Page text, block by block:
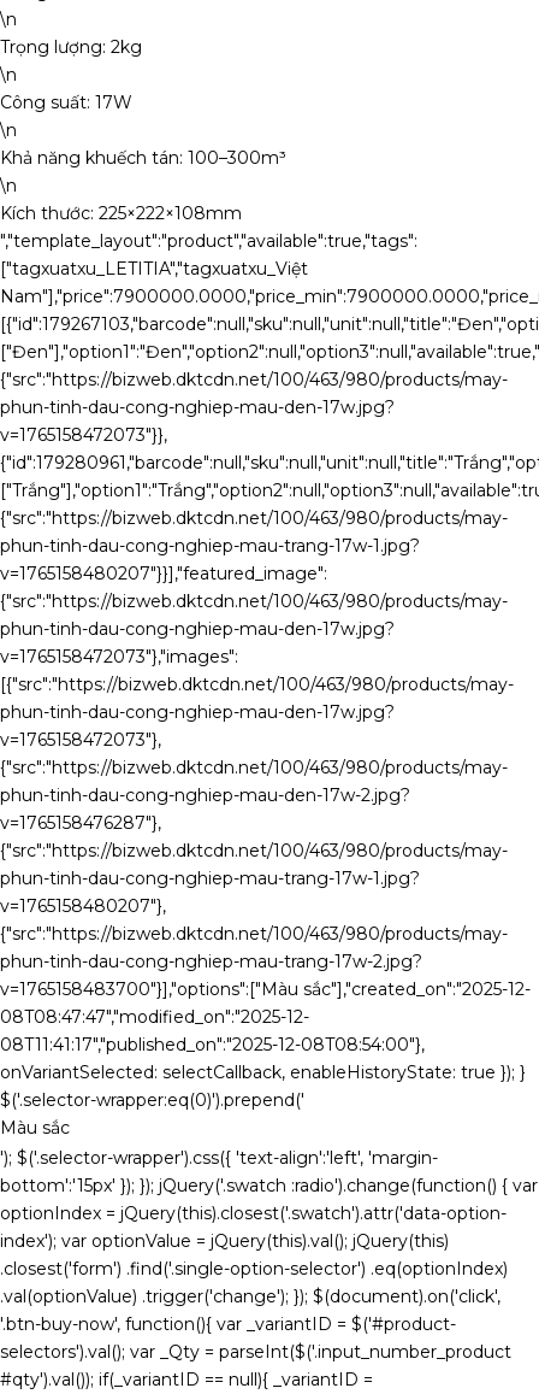
\n
Trọng lượng: 2kg
\n
Công suất: 17W
\n
Khả năng khuếch tán: 100–300m³
\n
Kích thước: 225×222×108mm
","template_layout":"product","available":true,"tags":
["tagxuatxu_LETITIA","tagxuatxu_Việt
{"src":"https://bizweb.dktcdn.net/100/463/980/products/may-
phun-tinh-dau-cong-nghiep-mau-den-17w.jpg?
v=1765158472073"}},
{"src":"https://bizweb.dktcdn.net/100/463/980/products/may-
phun-tinh-dau-cong-nghiep-mau-trang-17w-1.jpg?
v=1765158480207"}}],"featured_image":
{"src":"https://bizweb.dktcdn.net/100/463/980/products/may-
phun-tinh-dau-cong-nghiep-mau-den-17w.jpg?
v=1765158472073"},"images":
[{"src":"https://bizweb.dktcdn.net/100/463/980/products/may-
phun-tinh-dau-cong-nghiep-mau-den-17w.jpg?
v=1765158472073"},
{"src":"https://bizweb.dktcdn.net/100/463/980/products/may-
phun-tinh-dau-cong-nghiep-mau-den-17w-2.jpg?
v=1765158476287"},
{"src":"https://bizweb.dktcdn.net/100/463/980/products/may-
phun-tinh-dau-cong-nghiep-mau-trang-17w-1.jpg?
v=1765158480207"},
{"src":"https://bizweb.dktcdn.net/100/463/980/products/may-
phun-tinh-dau-cong-nghiep-mau-trang-17w-2.jpg?
v=1765158483700"}],"options":["Màu sắc"],"created_on":"2025-12-
08T08:47:47","modified_on":"2025-12-
08T11:41:17","published_on":"2025-12-08T08:54:00"},
onVariantSelected: selectCallback, enableHistoryState: true }); }
$('.selector-wrapper:eq(0)').prepend('
Màu sắc
'); $('.selector-wrapper').css({ 'text-align':'left', 'margin-
bottom':'15px' }); }); jQuery('.swatch :radio').change(function() { var
optionIndex = jQuery(this).closest('.swatch').attr('data-option-
index'); var optionValue = jQuery(this).val(); jQuery(this)
.closest('form') .find('.single-option-selector') .eq(optionIndex)
.val(optionValue) .trigger('change'); }); $(document).on('click',
'.btn-buy-now', function(){ var _variantID = $('#product-
selectors').val(); var _Qty = parseInt($('.input_number_product
#qty').val()); if(_variantID == null){ _variantID =